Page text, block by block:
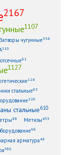
2167
1107
Затворы чугунные338
119
61
1127
128
стальные63
220
стальные610
88 Метизы433
96
арматура48
369